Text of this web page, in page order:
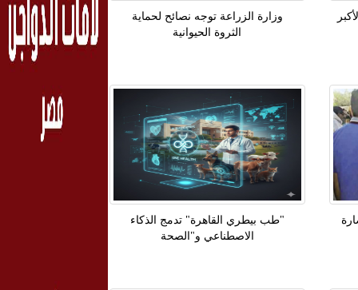
وزارة الزراعة توجه نصائح لحماية
الثروة الحيوانية
"طب بيطري القاهرة" تدمج الذكاء
الاصطناعي و"الصحة